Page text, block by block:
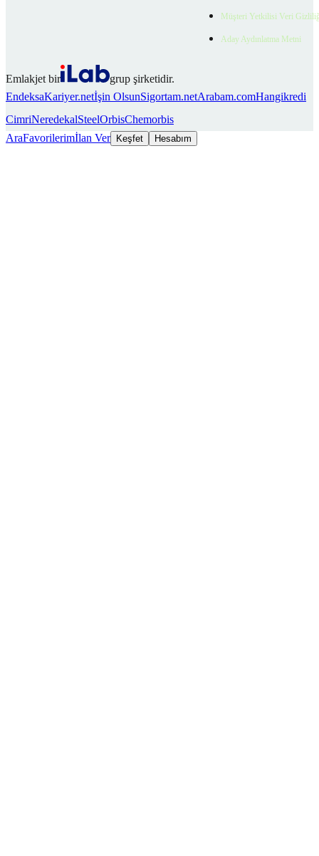
Müşteri Yetkilisi Veri
Aday Aydınlatma Metni
Emlakjet bir
grup şirketidir.
EndeksaKariyer.netİşin OlsunSigortam.netArabam.comHangikredi
CimriNeredekalSteelOrbisChemorbis
AraFavorilerimİlan Ver Keşfet Hesabım